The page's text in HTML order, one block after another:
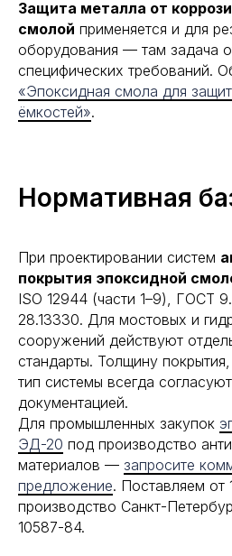
Защита металла от
смолой применяется и для
оборудования — там задача
специфических требований.
«Эпоксидная смола для
ёмкостей».
Нормативная
При проектировании систем
покрытия эпоксидной
ISO 12944 (части 1–9), ГОСТ
28.13330. Для мостовых и
сооружений действуют
стандарты. Толщину
тип системы всегда
документацией.
Для промышленных закупок
ЭД-20 под производство
материалов — запросите
предложение. Поставляем от
производство Санкт-
10587-84.